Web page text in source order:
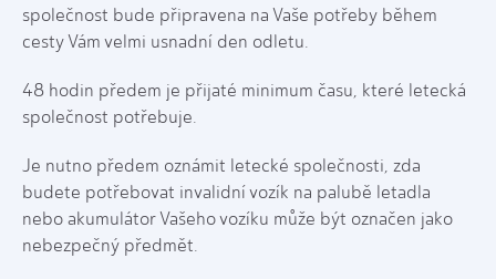
společnost bude připravena na Vaše potřeby během
cesty Vám velmi usnadní den odletu.
48 hodin předem je přijaté minimum času, které letecká
společnost potřebuje.
Je nutno předem oznámit letecké společnosti, zda
budete potřebovat invalidní vozík na palubě letadla
nebo akumulátor Vašeho vozíku může být označen jako
nebezpečný předmět.